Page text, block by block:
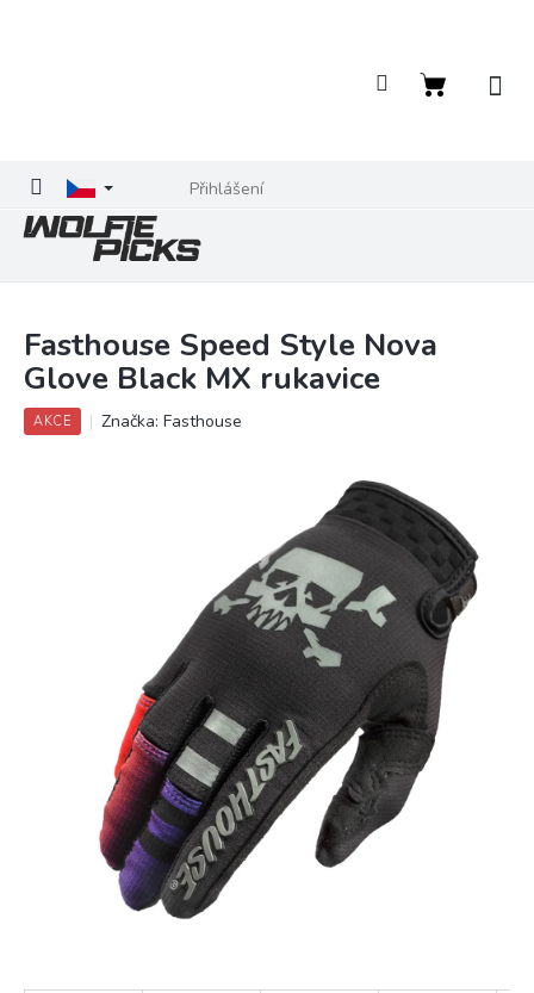
Přihlášení
Nákupní
Fasthouse Speed Style Nova
Glove Black MX rukavice
AKCE Značka: Fasthouse